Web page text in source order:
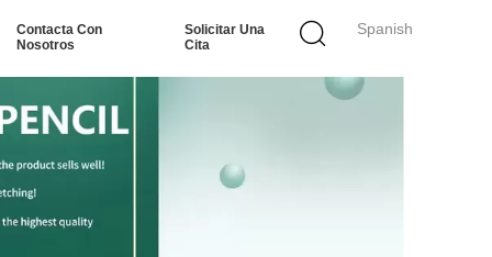
Spanish
Contacta Con
Nosotros
Solicitar Una
Cita